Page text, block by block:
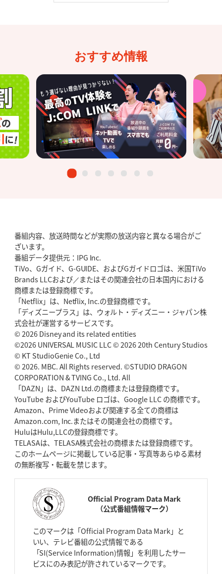
おすすめ情報
番組内容、放送時間などが実際の放送内容と異なる場合がご
ざいます。
番組データ提供元：IPG Inc.
TiVo、Gガイド、G-GUIDE、およびGガイドロゴは、米国TiVo
Brands LLCおよび／またはその関連会社の日本国内における
商標または登録商標です。
「Netflix」は、Netflix, Inc.の登録商標です。
「ディズニープラス」は、ウォルト・ディズニー・ジャパン株
式会社が運営するサービスです。
© 2026 Disney and its related entities
©2026 UNIVERSAL MUSIC LLC © 2026 20th Century Studios
© KT StudioGenie Co., Ltd
© 2026. MBC. All Rights reserved. ©STUDIO DRAGON
CORPORATION & TVING Co., Ltd. All
「DAZN」は、DAZN Ltd.の商標または登録商標です。
YouTube およびYouTube ロゴは、Google LLC の商標です。
Amazon、Prime Videoおよび関連する全ての商標は
Amazon.com, Inc.またはその関連会社の商標です。
HuluはHulu,LLCの登録商標です。
TELASAは、TELASA株式会社の商標または登録商標です。
このホームページに掲載している記事・写真等あらゆる素材
の無断複写・転載を禁じます。
Official Program Data Mark
（公式番組情報マーク）
このマークは「Official Program Data Mark」と
いい、テレビ番組の公式情報である
「SI(Service Information)情報」を利用したサー
ビスにのみ表記が許されているマークです。